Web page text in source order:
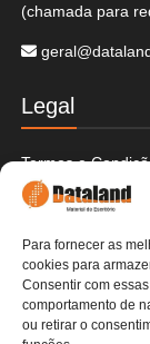
Para fornecer as
cookies para
Consentir com
comportamento de
ou retirar o
(chamada para
Legal
Termos e
Politica de Cookies
Politica de
Pagamentos
Livre de
Livro de